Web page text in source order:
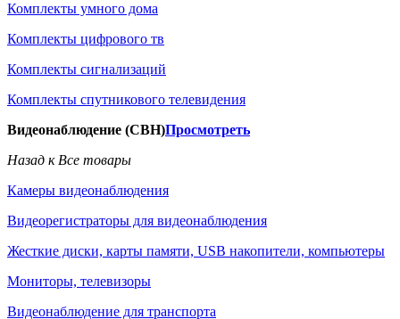
Комплекты умного дома
Комплекты цифрового тв
Комплекты сигнализаций
Комплекты спутникового телевидения
Видеонаблюдение (СВН)Просмотреть
Назад к Все товары
Камеры видеонаблюдения
Видеорегистраторы для видеонаблюдения
Жесткие диски, карты памяти, USB накопители, компьютеры
Мониторы, телевизоры
Видеонаблюдение для транспорта